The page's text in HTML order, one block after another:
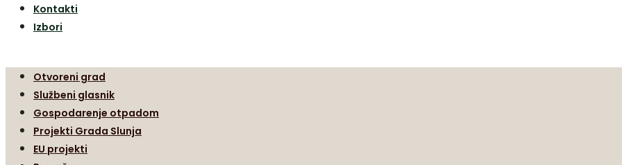
Kontakti
Izbori
Otvoreni grad
Službeni glasnik
Gospodarenje otpadom
Projekti Grada Slunja
EU projekti